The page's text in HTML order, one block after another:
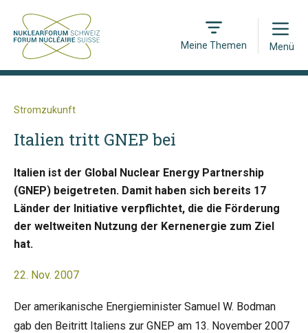
Meine Themen
Open
Menü
Stromzukunft
Italien tritt GNEP bei
Italien ist der Global Nuclear Energy Partnership
(GNEP) beigetreten. Damit haben sich bereits 17
Länder der Initiative verpflichtet, die die Förderung
der weltweiten Nutzung der Kernenergie zum Ziel
hat.
22. Nov. 2007
Der amerikanische Energieminister Samuel W. Bodman
gab den Beitritt Italiens zur GNEP am 13. November 2007